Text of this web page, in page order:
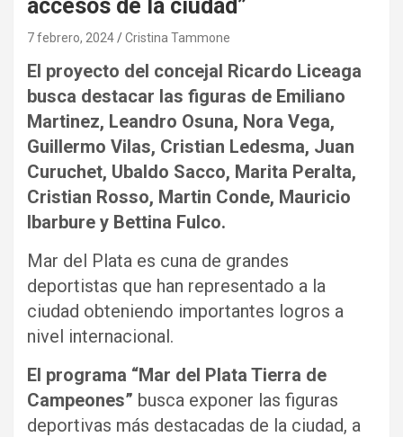
accesos de la ciudad”
7 febrero, 2024 Cristina Tammone
El proyecto del concejal Ricardo Liceaga
busca destacar las figuras de Emiliano
Martinez, Leandro Osuna, Nora Vega,
Guillermo Vilas, Cristian Ledesma, Juan
Curuchet, Ubaldo Sacco, Marita Peralta,
Cristian Rosso, Martin Conde, Mauricio
Ibarbure y Bettina Fulco.
Mar del Plata es cuna de grandes
deportistas que han representado a la
ciudad obteniendo importantes logros a
nivel internacional.
El programa “Mar del Plata Tierra de
Campeones” busca exponer las figuras
deportivas más destacadas de la ciudad, a